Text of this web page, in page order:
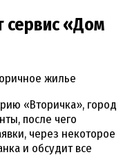
сервис «Дом
«Вторичка», город
после чего
через некоторое
и обсудит все